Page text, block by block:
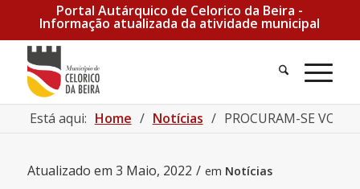
Portal Autárquico de Celorico da Beira -
Informação atualizada da atividade municipal
Está aqui: Home / Notícias / PROCURAM-SE
Atualizado em 3 Maio, 2022 / em Notícias